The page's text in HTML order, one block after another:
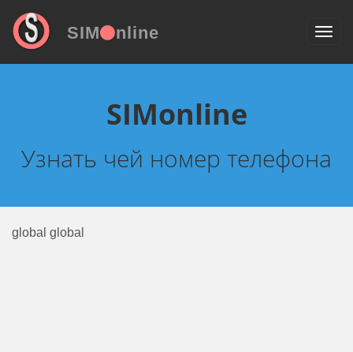
SIM nline
SIMonline
Узнать чей номер телефона
global global